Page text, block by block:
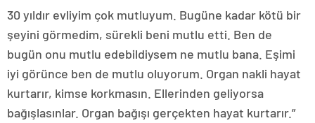
30 yıldır evliyim çok mutluyum. Bugüne kadar kötü bir
şeyini görmedim, sürekli beni mutlu etti. Ben de
bugün onu mutlu edebildiysem ne mutlu bana. Eşimi
iyi görünce ben de mutlu oluyorum. Organ nakli hayat
kurtarır, kimse korkmasın. Ellerinden geliyorsa
bağışlasınlar. Organ bağışı gerçekten hayat kurtarır.”